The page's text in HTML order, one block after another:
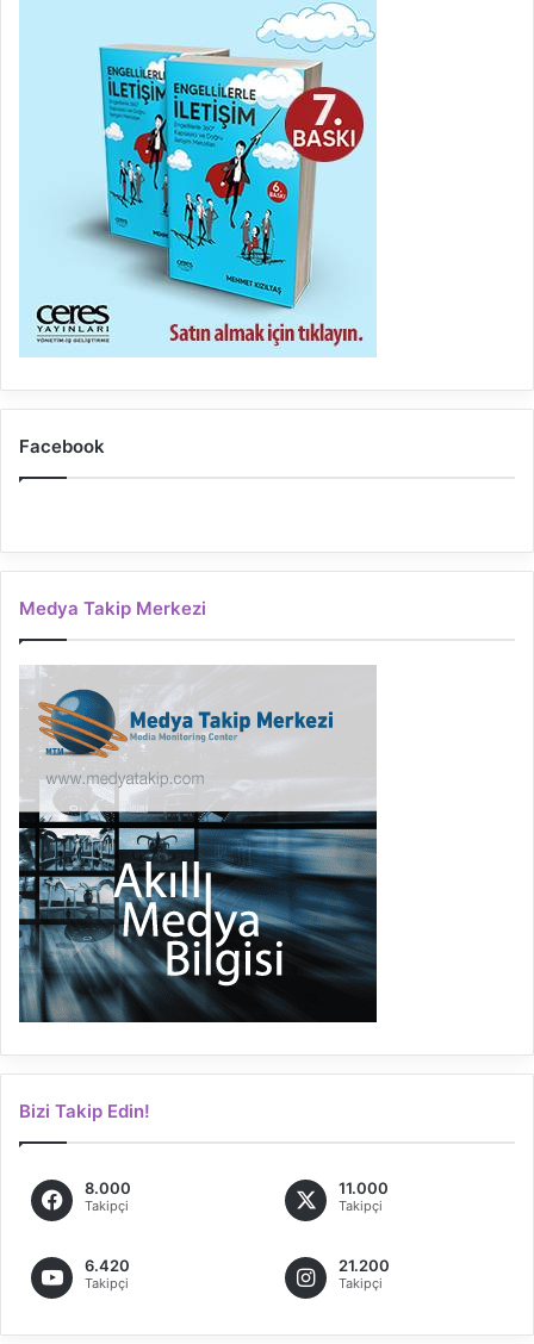
Facebook
Medya Takip Merkezi
Bizi Takip Edin!
8.000
Takipçi
11.000
Takipçi
6.420
Takipçi
21.200
Takipçi